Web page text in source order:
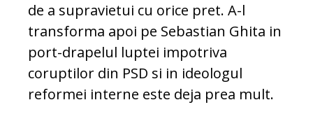
de a supravietui cu orice pret. A-l
transforma apoi pe Sebastian Ghita in
port-drapelul luptei impotriva
coruptilor din PSD si in ideologul
reformei interne este deja prea mult.